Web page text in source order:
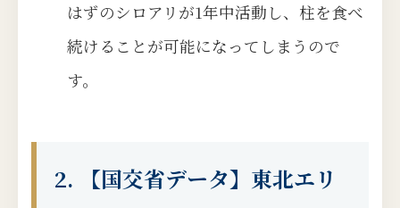
はずのシロアリが1年中活動し、柱を食べ
続けることが可能になってしまうので
す。
2. 【国交省データ】東北エリ